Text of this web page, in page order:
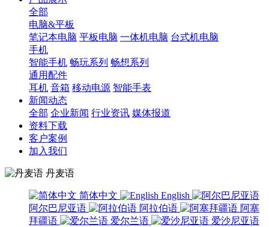
全部
电脑&平板
笔记本电脑 平板电脑 一体机电脑 台式机电脑
手机
智能手机 畅玩系列 畅想系列
通用配件
耳机 音箱 移动电源 智能手表
新闻动态
全部 企业新闻 行业资讯 媒体报道
资料下载
客户案例
加入我们
丹麦语
简体中文
English
阿尔巴尼亚语
阿拉伯语
阿塞
拜疆语
爱尔兰语
爱沙尼亚语